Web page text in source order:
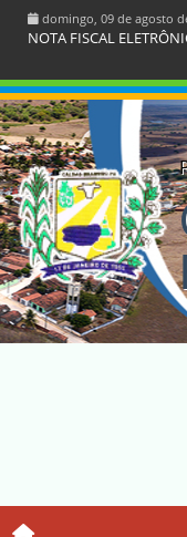
domingo, 09 de agosto
NOTA FISCAL